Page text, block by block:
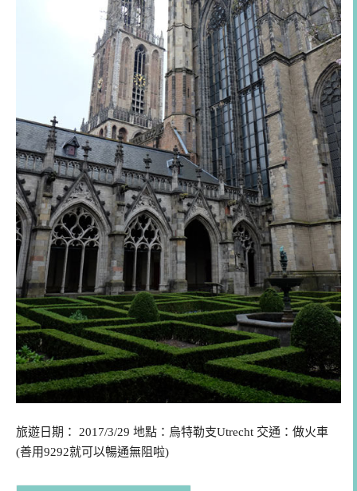
旅遊日期： 2017/3/29 地點：烏特勒支Utrecht 交通：做火車
(善用9292就可以暢通無阻啦)